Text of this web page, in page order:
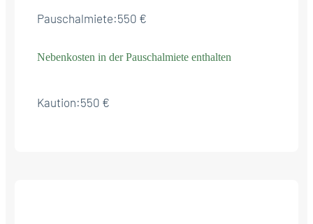
Pauschalmiete:550 €
Nebenkosten in der Pauschalmiete enthalten
Kaution:550 €